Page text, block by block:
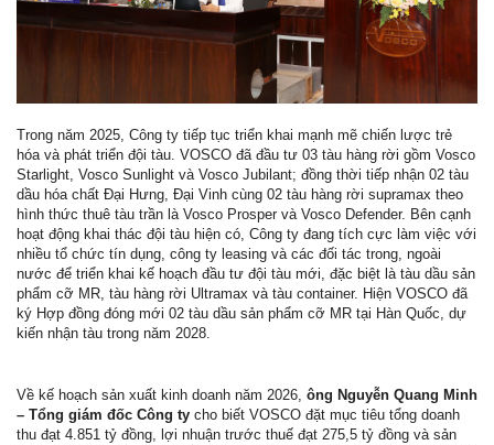
Trong năm 2025, Công ty tiếp tục triển khai mạnh mẽ chiến lược trẻ
hóa và phát triển đội tàu. VOSCO đã đầu tư 03 tàu hàng rời gồm Vosco
Starlight, Vosco Sunlight và Vosco Jubilant; đồng thời tiếp nhận 02 tàu
dầu hóa chất Đại Hưng, Đại Vinh cùng 02 tàu hàng rời supramax theo
hình thức thuê tàu trần là Vosco Prosper và Vosco Defender. Bên cạnh
hoạt động khai thác đội tàu hiện có, Công ty đang tích cực làm việc với
nhiều tổ chức tín dụng, công ty leasing và các đối tác trong, ngoài
nước để triển khai kế hoạch đầu tư đội tàu mới, đặc biệt là tàu dầu sản
phẩm cỡ MR, tàu hàng rời Ultramax và tàu container. Hiện VOSCO đã
ký Hợp đồng đóng mới 02 tàu dầu sản phẩm cỡ MR tại Hàn Quốc, dự
kiến nhận tàu trong năm 2028.
Về kế hoạch sản xuất kinh doanh năm 2026, ông Nguyễn Quang Minh
– Tổng giám đốc Công ty cho biết VOSCO đặt mục tiêu tổng doanh
thu đạt 4.851 tỷ đồng, lợi nhuận trước thuế đạt 275,5 tỷ đồng và sản